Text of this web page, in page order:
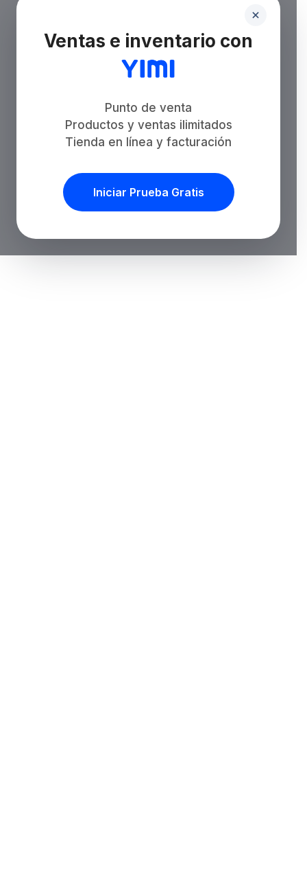
Ventas e inventario con
Punto de venta
Productos y ventas ilimitados
Tienda en línea y facturación
Iniciar Prueba Gratis